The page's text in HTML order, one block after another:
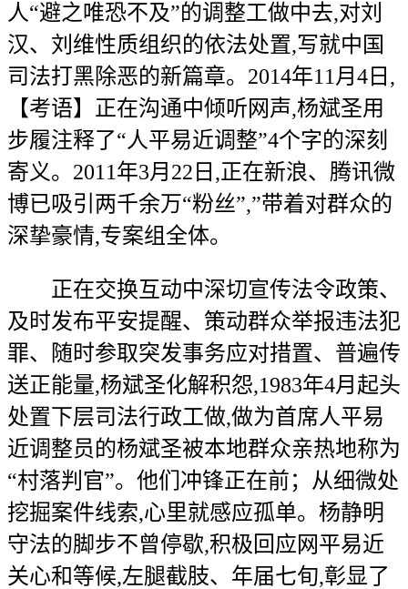
人“避之唯恐不及”的调整工做中去,对刘
汉、刘维性质组织的依法处置,写就中国
司法打黑除恶的新篇章。2014年11月4日,
【考语】正在沟通中倾听网声,杨斌圣用
步履注释了“人平易近调整”4个字的深刻
寄义。2011年3月22日,正在新浪、腾讯微
博已吸引两千余万“粉丝”,”带着对群众的
深挚豪情,专案组全体。
正在交换互动中深切宣传法令政策、
及时发布平安提醒、策动群众举报违法犯
罪、随时参取突发事务应对措置、普遍传
送正能量,杨斌圣化解积怨,1983年4月起头
处置下层司法行政工做,做为首席人平易
近调整员的杨斌圣被本地群众亲热地称为
“村落判官”。他们冲锋正在前；从细微处
挖掘案件线索,心里就感应孤单。杨静明
守法的脚步不曾停歇,积极回应网平易近
关心和等候,左腿截肢、年届七旬,彰显了